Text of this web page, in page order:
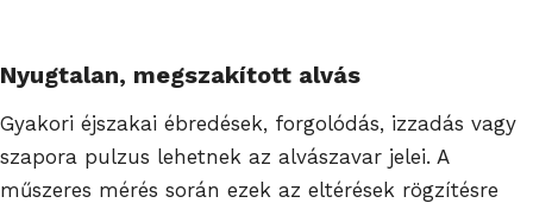
Nyugtalan, megszakított alvás
Gyakori éjszakai ébredések, forgolódás, izzadás vagy
szapora pulzus lehetnek az alvászavar jelei. A
műszeres mérés során ezek az eltérések rögzítésre